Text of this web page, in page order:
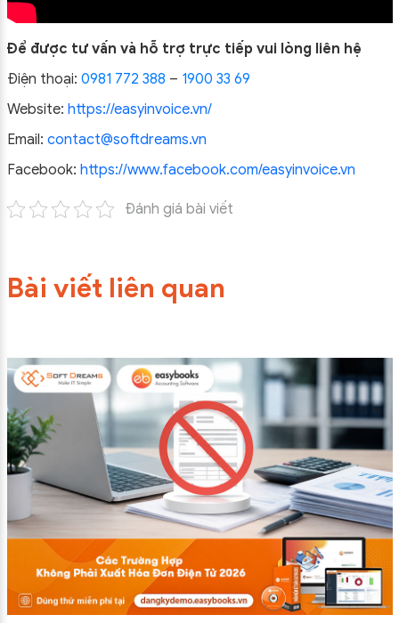
Để được tư vấn và hỗ trợ trực tiếp vui lòng liên hệ
Điện thoại: 0981 772 388 – 1900 33 69
Website: https://easyinvoice.vn/
Email: contact@softdreams.vn
Facebook: https://www.facebook.com/easyinvoice.vn
Đánh giá bài viết
Bài viết liên quan